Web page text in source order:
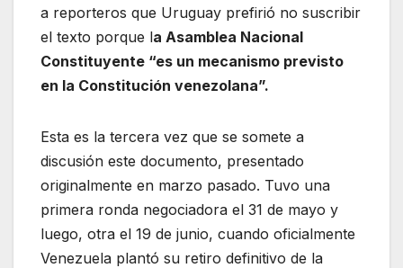
a reporteros que Uruguay prefirió no suscribir
el texto porque la Asamblea Nacional
Constituyente “es un mecanismo previsto
en la Constitución venezolana”.
Esta es la tercera vez que se somete a
discusión este documento, presentado
originalmente en marzo pasado. Tuvo una
primera ronda negociadora el 31 de mayo y
luego, otra el 19 de junio, cuando oficialmente
Venezuela plantó su retiro definitivo de la